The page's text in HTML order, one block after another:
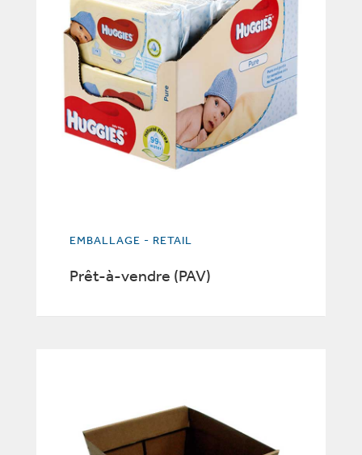
EMBALLAGE - RETAIL
Prêt-à-vendre (PAV)